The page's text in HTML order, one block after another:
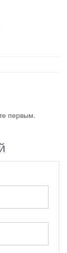
первым.